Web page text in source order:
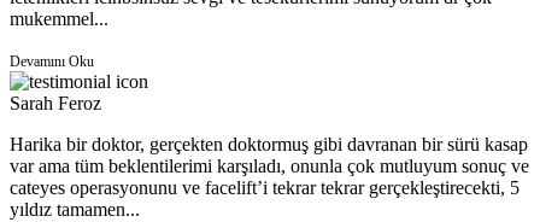
mukemmel...
Devamını Oku
Sarah Feroz
Harika bir doktor, gerçekten doktormuş gibi davranan bir sürü kasap
var ama tüm beklentilerimi karşıladı, onunla çok mutluyum sonuç ve
cateyes operasyonunu ve facelift’i tekrar tekrar gerçekleştirecekti, 5
yıldız tamamen...